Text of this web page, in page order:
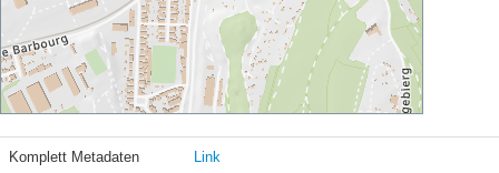
Komplett Metadaten Link